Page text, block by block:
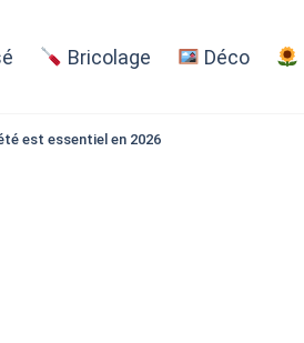
Bricolage Déco
est essentiel en 2026